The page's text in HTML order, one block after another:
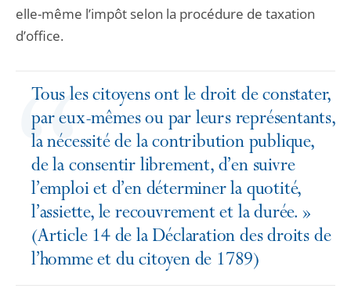
elle-même l’impôt selon la procédure de taxation
d’office.
Tous les citoyens ont le droit de constater,
par eux-mêmes ou par leurs représentants,
la nécessité de la contribution publique,
de la consentir librement, d’en suivre
l’emploi et d’en déterminer la quotité,
l’assiette, le recouvrement et la durée. »
(Article 14 de la Déclaration des droits de
l’homme et du citoyen de 1789)